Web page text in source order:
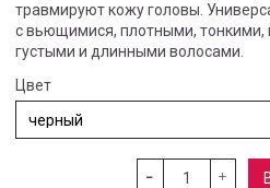
травмируют кожу головы.
с вьющимися, плотными,
густыми и длинными волосами.
Цвет